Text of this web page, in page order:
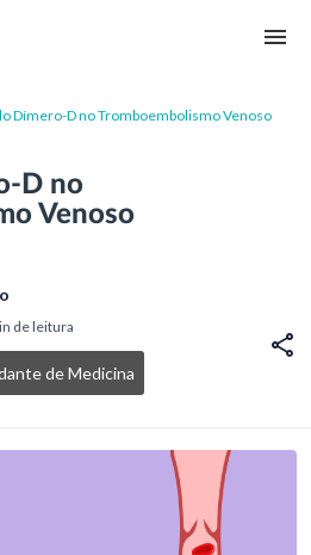
Dímero-D no Tromboembolismo Venoso
D no
Venoso
de leitura
de Medicina